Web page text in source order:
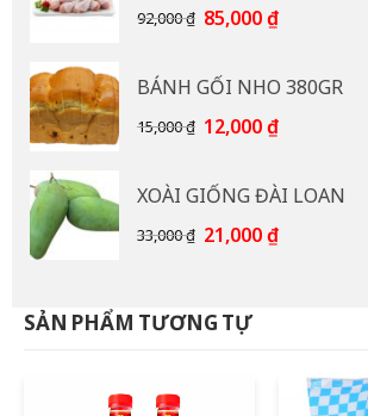
92,000₫ Giá
92,000 ₫.
85,000₫Giá
là:
85,000 ₫.
BÁNH GỐI NHO 380GR
15,000₫ Giá
15,000 ₫.
12,000₫Giá
là:
12,000 ₫.
XOÀI GIỐNG ĐÀI LOAN
33,000₫ Giá
33,000 ₫.
21,000₫Giá
SẢN PHẨM TƯƠNG TỰ